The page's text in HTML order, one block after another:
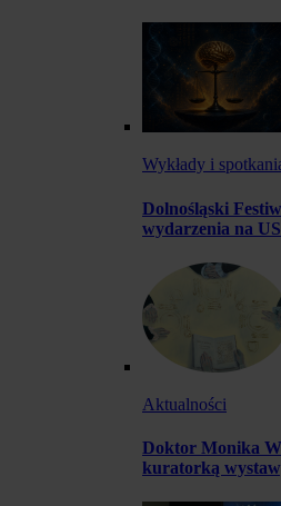
Wykłady i
Dolnośląski
wydarzenia na
Aktualności
Doktor Monika
kuratorką